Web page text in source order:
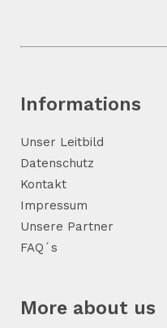
Informations
Unser Leitbild
Datenschutz
Kontakt
Impressum
Unsere Partner
FAQ´s
More about us